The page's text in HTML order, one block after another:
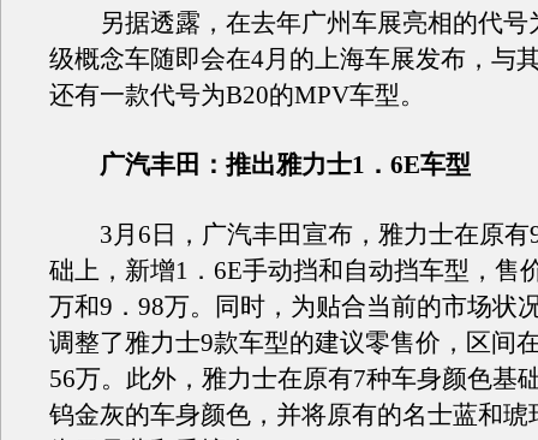
另据透露，在去年广州车展亮相的代号
级概念车随即会在4月的上海车展发布，与
还有一款代号为B20的MPV车型。
广汽丰田：推出雅力士1．6E车型
3月6日，广汽丰田宣布，雅力士在原有
础上，新增1．6E手动挡和自动挡车型，售
万和9．98万。同时，为贴合当前的市场状
调整了雅力士9款车型的建议零售价，区间
56万。此外，雅力士在原有7种车身颜色基
钨金灰的车身颜色，并将原有的名士蓝和琥